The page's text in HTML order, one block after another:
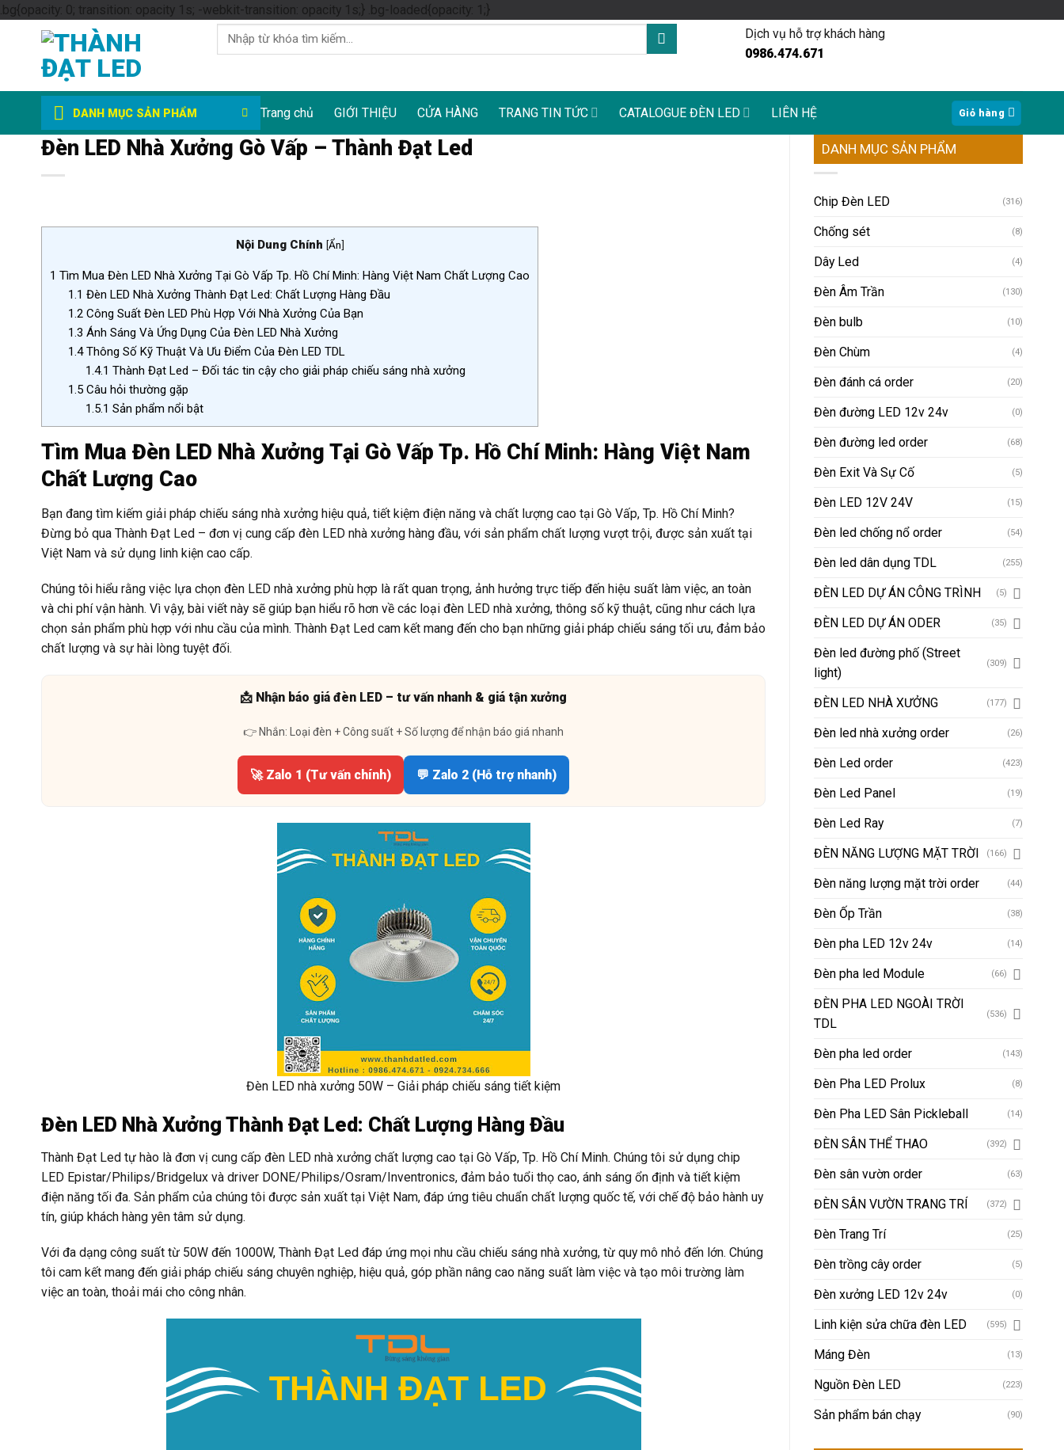
.bg{opacity: 0; transition: opacity 1s; -webkit-transition: opacity 1s;} .bg-loaded{opacity: 1;}Skip
to
Tìm
kiếm:
Dịch vụ hỗ trợ khách hàng
0986.474.671
DANH MỤC SẢN PHẨM Trang chủ GIỚI THIỆU CỬA HÀNG TRANG TIN TỨC CATALOGUE ĐÈN LED LIÊN HỆ Giỏ hàng
Đèn LED Nhà Xưởng Gò Vấp – Thành Đạt Led
Nội Dung Chính [Ẩn]
1 Tìm Mua Đèn LED Nhà Xưởng Tại Gò Vấp Tp. Hồ Chí Minh: Hàng Việt Nam Chất Lượng Cao
1.1 Đèn LED Nhà Xưởng Thành Đạt Led: Chất Lượng Hàng Đầu
1.2Công Suất Đèn LED Phù Hợp Với Nhà Xưởng Của Bạn
1.3 Ánh Sáng Và Ứng Dụng Của Đèn LED Nhà Xưởng
1.4Thông Số Kỹ Thuật Và Ưu Điểm Của Đèn LED TDL
1.4.1 Thành Đạt Led – Đối tác tin cậy cho giải pháp chiếu sáng nhà xưởng
1.5Câu hỏi thường gặp
1.5.1 Sản phẩm nổi bật
Tìm Mua Đèn LED Nhà Xưởng Tại Gò Vấp Tp. Hồ Chí Minh: Hàng Việt Nam
Chất Lượng Cao
Bạn đang tìm kiếm giải pháp chiếu sáng nhà xưởng hiệu quả, tiết kiệm điện năng và chất lượng cao tại Gò Vấp, Tp. Hồ Chí Minh?
Đừng bỏ qua Thành Đạt Led – đơn vị cung cấp đèn LED nhà xưởng hàng đầu, với sản phẩm chất lượng vượt trội, được sản xuất tại
Việt Nam và sử dụng linh kiện cao cấp.
Chúng tôi hiểu rằng việc lựa chọn đèn LED nhà xưởng phù hợp là rất quan trọng, ảnh hưởng trực tiếp đến hiệu suất làm việc, an toàn
và chi phí vận hành. Vì vậy, bài viết này sẽ giúp bạn hiểu rõ hơn về các loại đèn LED nhà xưởng, thông số kỹ thuật, cũng như cách lựa
chọn sản phẩm phù hợp với nhu cầu của mình. Thành Đạt Led cam kết mang đến cho bạn những giải pháp chiếu sáng tối ưu, đảm bảo
chất lượng và sự hài lòng tuyệt đối.
📩 Nhận báo giá đèn LED – tư vấn nhanh & giá tận xưởng
👉 Nhắn: Loại đèn + Công suất + Số lượng để nhận báo giá nhanh
🚀 Zalo 1 (Tư vấn chính) 💬 Zalo 2 (Hỗ trợ nhanh)
Đèn LED nhà xưởng 50W – Giải pháp chiếu sáng tiết kiệm
Đèn LED Nhà Xưởng Thành Đạt Led: Chất Lượng Hàng Đầu
Thành Đạt Led tự hào là đơn vị cung cấp đèn LED nhà xưởng chất lượng cao tại Gò Vấp, Tp. Hồ Chí Minh. Chúng tôi sử dụng chip
LED Epistar/Philips/Bridgelux và driver DONE/Philips/Osram/Inventronics, đảm bảo tuổi thọ cao, ánh sáng ổn định và tiết kiệm
điện năng tối đa. Sản phẩm của chúng tôi được sản xuất tại Việt Nam, đáp ứng tiêu chuẩn chất lượng quốc tế, với chế độ bảo hành uy
tín, giúp khách hàng yên tâm sử dụng.
Với đa dạng công suất từ 50W đến 1000W, Thành Đạt Led đáp ứng mọi nhu cầu chiếu sáng nhà xưởng, từ quy mô nhỏ đến lớn. Chúng
tôi cam kết mang đến giải pháp chiếu sáng chuyên nghiệp, hiệu quả, góp phần nâng cao năng suất làm việc và tạo môi trường làm
việc an toàn, thoải mái cho công nhân.
DANH MỤC SẢN PHẨM
Chip Đèn LED (316)
Chống sét (8)
Dây Led (4)
Đèn Âm Trần (130)
Đèn bulb (10)
Đèn Chùm (4)
Đèn đánh cá order (20)
Đèn đường LED 12v 24v (0)
Đèn đường led order (68)
Đèn Exit Và Sự Cố (5)
Đèn LED 12V 24V (15)
Đèn led chống nổ order (54)
Đèn led dân dụng TDL (255)
ĐÈN LED DỰ ÁN CÔNG TRÌNH (5)
ĐÈN LED DỰ ÁN ODER (35)
Đèn led đường phố (Street
light)
(309)
ĐÈN LED NHÀ XƯỞNG (177)
Đèn led nhà xưởng order (26)
Đèn Led order (423)
Đèn Led Panel (19)
Đèn Led Ray (7)
ĐÈN NĂNG LƯỢNG MẶT TRỜI (166)
Đèn năng lượng mặt trời order (44)
Đèn Ốp Trần (38)
Đèn pha LED 12v 24v (14)
Đèn pha led Module (66)
ĐÈN PHA LED NGOÀI TRỜI
TDL
(536)
Đèn pha led order (143)
Đèn Pha LED Prolux (8)
Đèn Pha LED Sân Pickleball (14)
ĐÈN SÂN THỂ THAO (392)
Đèn sân vườn order (63)
ĐÈN SÂN VƯỜN TRANG TRÍ (372)
Đèn Trang Trí (25)
Đèn trồng cây order (5)
Đèn xưởng LED 12v 24v (0)
Linh kiện sửa chữa đèn LED (595)
Máng Đèn (13)
Nguồn Đèn LED (223)
Sản phẩm bán chạy (90)